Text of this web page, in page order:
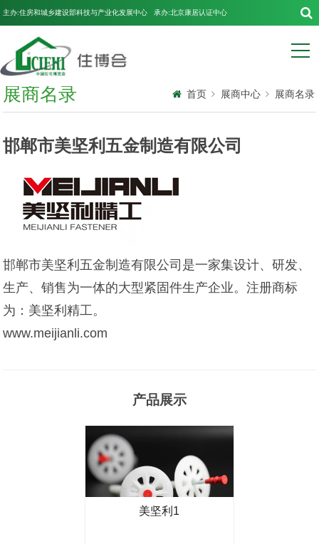
主办:住房和城乡建设部科技与产业化发展中心 承办:北京康居认证中心
展商名录 首页 展商中心 展商名录
邯郸市美坚利五金制造有限公司
邯郸市美坚利五金制造有限公司是一家集设计、研发、
生产、销售为一体的大型紧固件生产企业。注册商标
为：美坚利精工。
www.meijianli.com
产品展示
美坚利1